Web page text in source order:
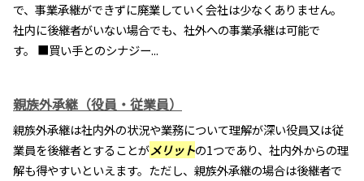
で、事業承継ができずに廃業していく会社は少なくありません。
社内に後継者がいない場合でも、社外への事業承継は可能で
す。 ■買い手とのシナジー...
親族外承継（役員・従業員）
親族外承継は社内外の状況や業務について理解が深い役員又は従
業員を後継者とすることがメリットの1つであり、社内外からの理
解も得やすいといえます。ただし、親族外承継の場合は後継者で